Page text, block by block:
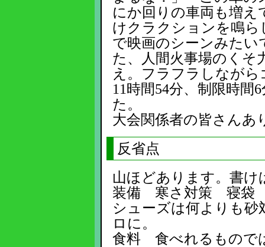
にか回りの車両も増
けクラクションを鳴ら
で映画のシーンみた
た、人間火事場のくそ
え。フラフラしなが
11時間54分、制限時間
た。
大会関係者の皆さんあ
反省点
山ほどあります。書
装備 寒さ対策 寝袋
シューズは何よりも砂
ロに。
食料 食べれるもので